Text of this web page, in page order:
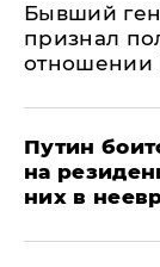
Бывший
признал
Путин
на
них в